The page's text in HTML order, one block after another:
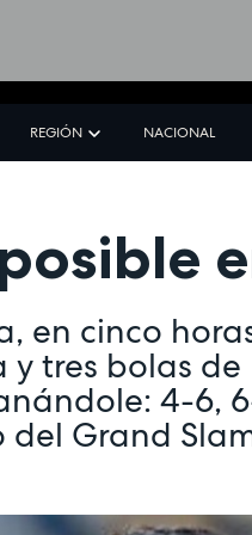
REGIÓN NACIONAL
en cinco
y tres bolas de
4-6,
del Grand